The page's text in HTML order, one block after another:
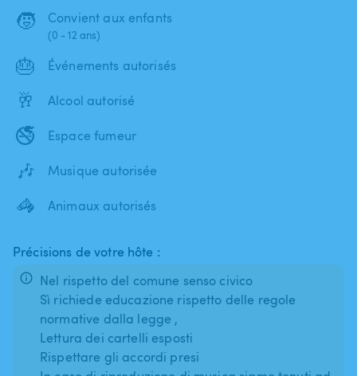
🧒 Convient aux enfants
(0 - 12 ans)
🎂 Événements autorisés
🥂 Alcool autorisé
🚭 Espace fumeur
🎶 Musique autorisée
🦓 Animaux autorisés
Précisions de votre hôte :
Nel rispetto del comune senso civico
Sì richiede educazione rispetto delle regole
normative dalla legge ,
Lettura dei cartelli esposti
Rispettare gli accordi presi